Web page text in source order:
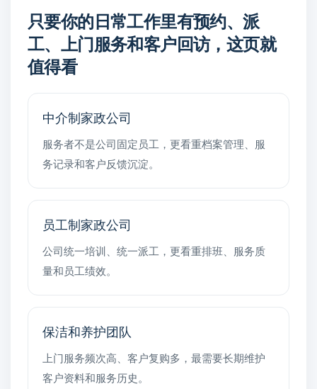
只要你的日常工作里有预约、派
工、上门服务和客户回访，这页就
值得看
中介制家政公司
服务者不是公司固定员工，更看重档案管理、服
务记录和客户反馈沉淀。
员工制家政公司
公司统一培训、统一派工，更看重排班、服务质
量和员工绩效。
保洁和养护团队
上门服务频次高、客户复购多，最需要长期维护
客户资料和服务历史。